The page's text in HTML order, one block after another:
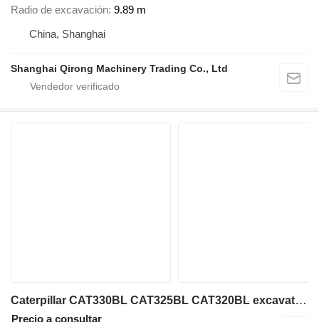
Radio de excavación 9.89 m
China, Shanghai
Shanghai Qirong Machinery Trading Co., Ltd
Caterpillar CAT330BL CAT325BL CAT320BL excavator on sale
Precio a consultar